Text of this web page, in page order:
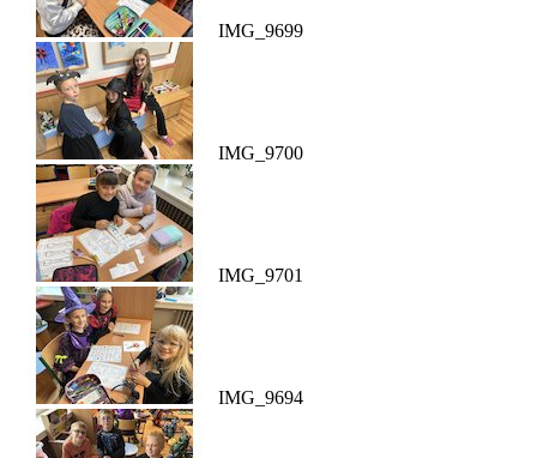
IMG_9699
IMG_9700
IMG_9701
IMG_9694